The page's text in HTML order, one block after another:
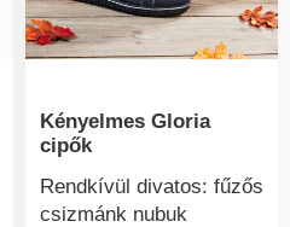
Kényelmes Gloria
cipők
Rendkívül divatos: fűzős
csizmánk nubuk